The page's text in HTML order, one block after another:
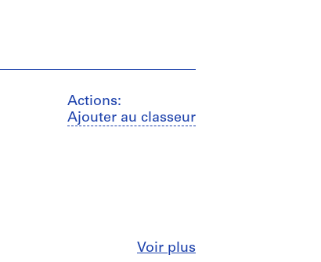
Actions:
Ajouter au classeur
Voir plusFermer